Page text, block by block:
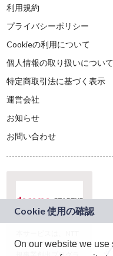
On our website we
利用規約
プライバシーポリシー
Cookieの利用について
個人情報の取り扱いについて
特定商取引法に基づく表示
運営会社
お知らせ
お問い合わせ
ドコモグループの新